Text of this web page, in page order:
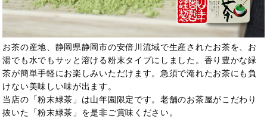
お茶の産地、静岡県静岡市の安倍川流域で生産されたお茶を、お
湯でも水でもサッと溶ける粉末タイプにしました。香り豊かな緑
茶が簡単手軽にお楽しみいただけます。急須で淹れたお茶にも負
けない美味しい味が出ます。
当店の「粉末緑茶」は山年園限定です。老舗のお茶屋がこだわり
抜いた「粉末緑茶」を是非ご賞味ください。